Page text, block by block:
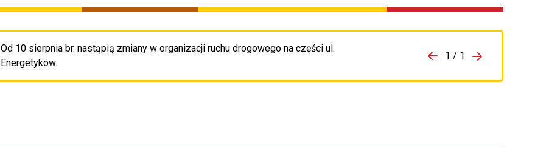
Od 10 sierpnia br. nastąpią zmiany w organizacji ruchu drogowego na części ul.
Energetyków.
Przejdź do porzpedniego komunikatu 1 / 1
Przejdź do